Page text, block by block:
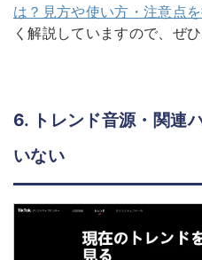
は？見方や使い方・注意点を
く解説していますので、ぜ
6. トレンド音源・関連
いない